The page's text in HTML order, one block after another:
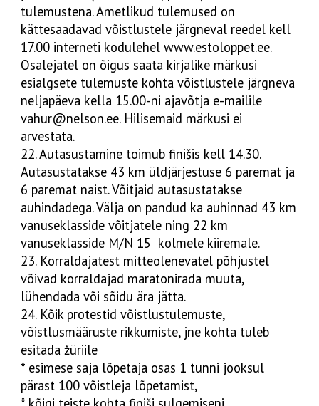
tulemustena. Ametlikud tulemused on
kättesaadavad võistlustele järgneval reedel kell
17.00 interneti kodulehel www.estoloppet.ee.
Osalejatel on õigus saata kirjalike märkusi
esialgsete tulemuste kohta võistlustele järgneva
neljapäeva kella 15.00-ni ajavõtja e-mailile
vahur@nelson.ee. Hilisemaid märkusi ei
arvestata.
22. Autasustamine toimub finišis kell 14.30.
Autasustatakse 43 km üldjärjestuse 6 paremat ja
6 paremat naist. Võitjaid autasustatakse
auhindadega. Välja on pandud ka auhinnad 43 km
vanuseklasside võitjatele ning 22 km
vanuseklasside M/N 15 kolmele kiiremale.
23. Korraldajatest mitteolenevatel põhjustel
võivad korraldajad maratonirada muuta,
lühendada või sõidu ära jätta.
24. Kõik protestid võistlustulemuste,
võistlusmääruste rikkumiste, jne kohta tuleb
esitada žüriile
* esimese saja lõpetaja osas 1 tunni jooksul
pärast 100 võistleja lõpetamist,